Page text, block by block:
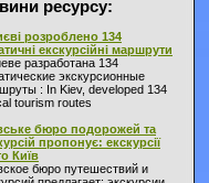
ресурсу:
розроблено 134
екскурсійні маршрути
разработана 134
экскурсионные
: In Kiev, developed 134
tourism routes
бюро подорожей та
пропонує: екскурсії
Київ
бюро путешествий и